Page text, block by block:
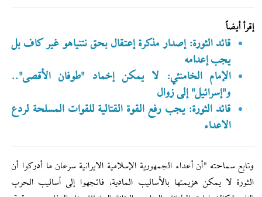
إقرأ أيضاً
قائد الثورة: إصدار مذكرة إعتقال بحق نتنياهو غير كاف بل
يجب إعدامه
الإمام الخامنئي: لا يمكن إخماد "طوفان الأقصى"..
و"إسرائيل" إلى زوال
قائد الثورة: يجب رفع القوة القتالية للقوات المسلحة لردع
الاعداء
وتابع سماحته "أن أعداء الجمهورية الإسلامية الايرانية سرعان ما أدركوا أن
الثورة لا يمكن هزيمتها بالأساليب المادية، فاتجهوا إلى أساليب الحرب